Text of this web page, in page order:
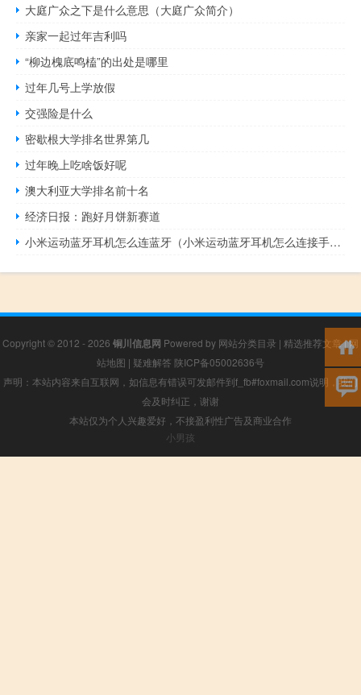
大庭广众之下是什么意思（大庭广众简介）
亲家一起过年吉利吗
“柳边槐底鸣榼”的出处是哪里
过年几号上学放假
交强险是什么
密歇根大学排名世界第几
过年晚上吃啥饭好呢
澳大利亚大学排名前十名
经济日报：跑好月饼新赛道
小米运动蓝牙耳机怎么连蓝牙（小米运动蓝牙耳机怎么连接手机）
Copyright © 2012 - 2026 铜川信息网 Powered by 网站分类目录 | 精选推荐文章|网
站地图 | 疑难解答 陕ICP备05002636号
声明：本站内容来自互联网，如信息有错误可发邮件到f_fb#foxmail.com说明，我们
会及时纠正，谢谢
本站仅为个人兴趣爱好，不接盈利性广告及商业合作
小男孩